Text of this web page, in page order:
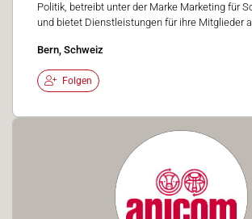
Politik, betreibt unter der Marke Marketing für
und bietet Dienstleistungen für ihre Mitglieder
Bern, Schweiz
Folgen